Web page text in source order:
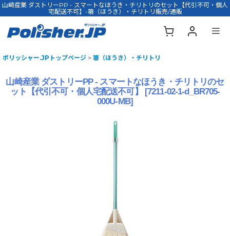
山崎産業 ダストリーPP - スマートなほうき・チリトリのセット【代引不可・個人
宅配送不可】-箒（ほうき）・チリトリ販売/通販
ポリッシャー.JPトップページ > 箒（ほうき）・チリトリ
山崎産業 ダストリーPP - スマートなほうき・チリトリのセ
ット【代引不可・個人宅配送不可】
[7211-02-1-d_BR705-
000U-MB]